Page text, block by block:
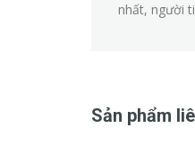
nhất, người
Sản phẩm